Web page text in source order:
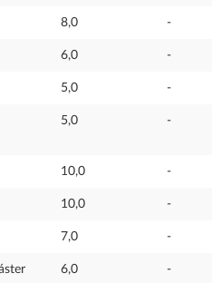
8,0 -
6,0 -
5,0 -
5,0 -
10,0 -
10,0 -
7,0 -
6,0 -